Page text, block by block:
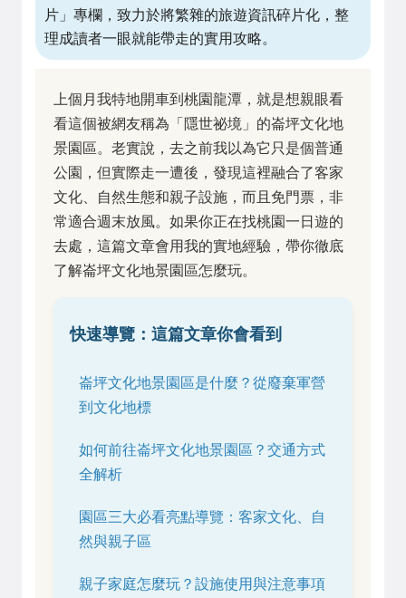
片」專欄，致力於將繁雜的旅遊資訊碎片化，整
理成讀者一眼就能帶走的實用攻略。
上個月我特地開車到桃園龍潭，就是想親眼看
看這個被網友稱為「隱世祕境」的崙坪文化地
景園區。老實說，去之前我以為它只是個普通
公園，但實際走一遭後，發現這裡融合了客家
文化、自然生態和親子設施，而且免門票，非
常適合週末放風。如果你正在找桃園一日遊的
去處，這篇文章會用我的實地經驗，帶你徹底
了解崙坪文化地景園區怎麼玩。
快速導覽：這篇文章你會看到
崙坪文化地景園區是什麼？從廢棄軍營
到文化地標
如何前往崙坪文化地景園區？交通方式
全解析
園區三大必看亮點導覽：客家文化、自
然與親子區
親子家庭怎麼玩？設施使用與注意事項